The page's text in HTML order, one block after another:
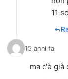
11
15 anni fa
ma c'è già